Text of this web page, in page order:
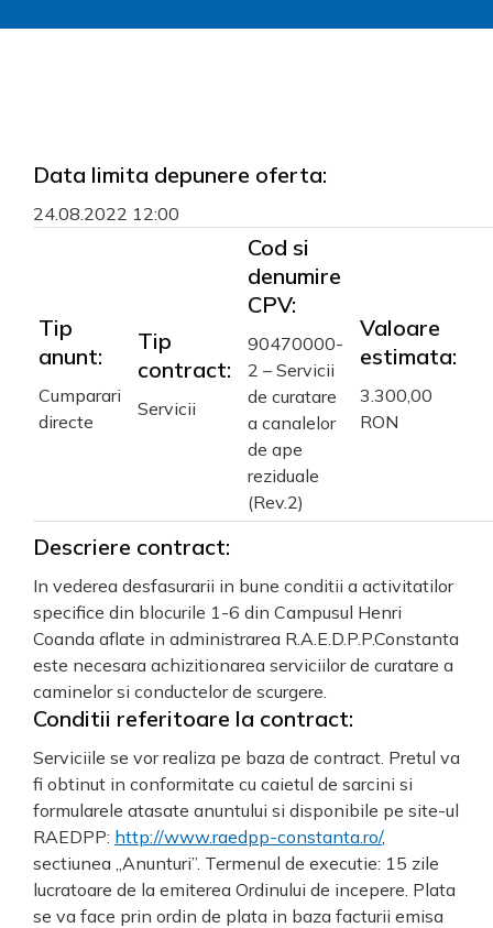
Data limita depunere oferta:
24.08.2022 12:00
Tip
anunt:
Cumparari
directe
Tip
contract:
Servicii
Cod si
denumire
CPV:
90470000-
2 – Servicii
de curatare
a canalelor
de ape
reziduale
(Rev.2)
Valoare
estimata:
3.300,00
RON
Descriere contract:
In vederea desfasurarii in bune conditii a activitatilor
specifice din blocurile 1-6 din Campusul Henri
Coanda aflate in administrarea R.A.E.D.P.P.Constanta
este necesara achizitionarea serviciilor de curatare a
caminelor si conductelor de scurgere.
Conditii referitoare la contract:
Serviciile se vor realiza pe baza de contract. Pretul va
fi obtinut in conformitate cu caietul de sarcini si
formularele atasate anuntului si disponibile pe site-ul
RAEDPP: http://www.raedpp-constanta.ro/,
sectiunea „Anunturi”. Termenul de executie: 15 zile
lucratoare de la emiterea Ordinului de incepere. Plata
se va face prin ordin de plata in baza facturii emisa